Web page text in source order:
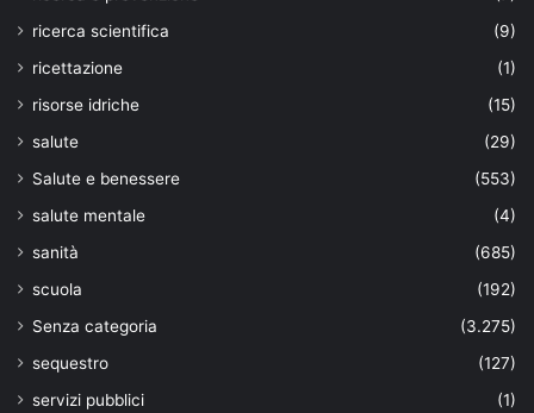
ricerca scientifica
(9)
ricettazione
(1)
risorse idriche
(15)
salute
(29)
Salute e benessere
(553)
salute mentale
(4)
sanità
(685)
scuola
(192)
Senza categoria
(3.275)
sequestro
(127)
servizi pubblici
(1)